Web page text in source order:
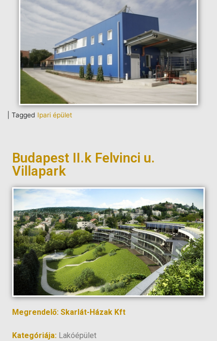
Tagged Ipari épület
Budapest II.k Felvinci u.
Villapark
Megrendelő: Skarlát-Házak Kft
Kategóriája: Lakóépület